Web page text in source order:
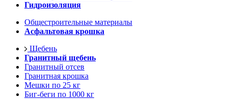
Гидроизоляция
Общестроительные материалы
Асфальтовая крошка
Щебень
Гранитный щебень
Гранитный отсев
Гранитная крошка
Мешки по 25 кг
Биг-беги по 1000 кг